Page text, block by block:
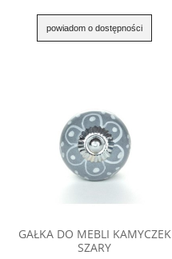
powiadom o dostępności
GAŁKA DO MEBLI KAMYCZEK
SZARY